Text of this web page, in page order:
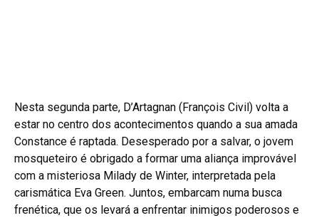
Nesta segunda parte, D’Artagnan (François Civil) volta a
estar no centro dos acontecimentos quando a sua amada
Constance é raptada. Desesperado por a salvar, o jovem
mosqueteiro é obrigado a formar uma aliança improvável
com a misteriosa Milady de Winter, interpretada pela
carismática Eva Green. Juntos, embarcam numa busca
frenética, que os levará a enfrentar inimigos poderosos e